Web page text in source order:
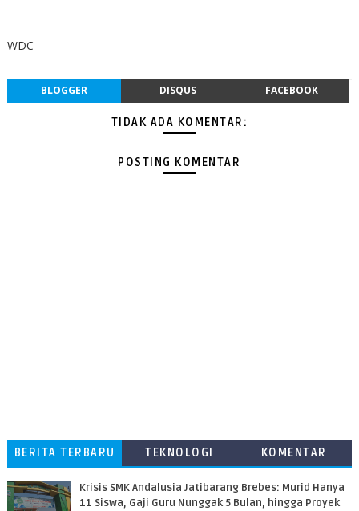
WDC
BLOGGER DISQUS FACEBOOK
TIDAK ADA KOMENTAR:
POSTING KOMENTAR
BERITA TERBARU TEKNOLOGI
KOMENTAR
Krisis SMK Andalusia Jatibarang Brebes: Murid Hanya
11 Siswa, Gaji Guru Nunggak 5 Bulan, hingga Proyek